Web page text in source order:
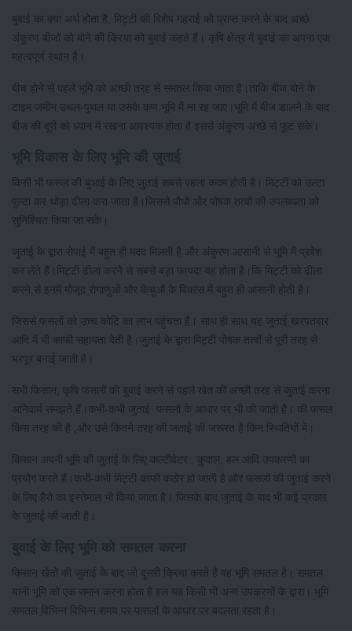
बुवाई का क्या अर्थ होता है, मिट्टी की विशेष गहराई को प्राप्त करने के बाद अच्छे
अंकुरण बीजों को बोने की क्रिया को बुवाई कहते हैं। कृषि क्षेत्र में बुवाई का अपना एक
महत्वपूर्ण स्थान है।
बीच होने से पहले भूमि को अच्छी तरह से समतल किया जाता है।ताकि बीज बोने के
टाइम जमीन उथल-पुथल या उसके कण भूमि में ना रह जाए।भूमि में बीज डालने के बाद
बीज की दूरी को ध्यान में रखना आवश्यक होता है इससे अंकुरण अच्छे से फूट सके।
किसी भी फसल की बुआई के लिए जुताई सबसे पहला कदम होती है। मिट्टी को उल्टा
पुल्टा कर थोड़ा ढीला करा जाता है।जिससे पौधों और पोषक तत्वों की उपलब्धता को
सुनिश्चित किया जा सके।
जुताई के द्वारा रोपाई में बहुत ही मदद मिलती है और अंकुरण आसानी से भूमि में प्रवेश
कर लेते हैं।मिट्टी ढीला करने से सबसे बड़ा फायदा यह होता है।कि मिट्टी को ढीला
करने से इनमें मौजूद रोगाणुओं और केंचुओं के विकास में बहुत ही आसानी होती है।
जिससे फसलों को उच्च कोटि का लाभ पहुंचता है। साथ ही साथ यह जुताई खरपतवार
आदि में भी काफी सहायता देती है।जुताई के द्वारा मिट्टी पोषक तत्वों से पूरी तरह से
भरपूर बनाई जाती है।
सभी किसान, कृषि फसलों की बुवाई करने से पहले खेत की अच्छी तरह से जुताई करना
अनिवार्य समझते हैं।कभी-कभी जुताई फसलों के आधार पर भी की जाती है। की फसल
किस तरह की है ,और उसे कितने तरह की जताई की जरूरत है किन स्थितियों में।
किसान अपनी भूमि की जुताई के लिए कल्टीवेटर , कुदाल, हल आदि उपकरणों का
प्रयोग करते हैं।कभी-कभी मिट्टी काफी कठोर हो जाती है और फसलों की जुताई करने
के लिए हैरो का इस्तेमाल भी किया जाता है। जिसके बाद जुताई के बाद भी कई प्रकार
के जुताई की जाती है।
किसान खेतों की जुताई के बाद जो दूसरी क्रिया करते हैं वह भूमि समतल है। समतल
यानी भूमि को एक समान करना होता है हल यह किसी भी अन्य उपकरणों के द्वारा। भूमि
समतल विभिन्न विभिन्न समय पर फसलों के आधार पर बदलता रहता है।